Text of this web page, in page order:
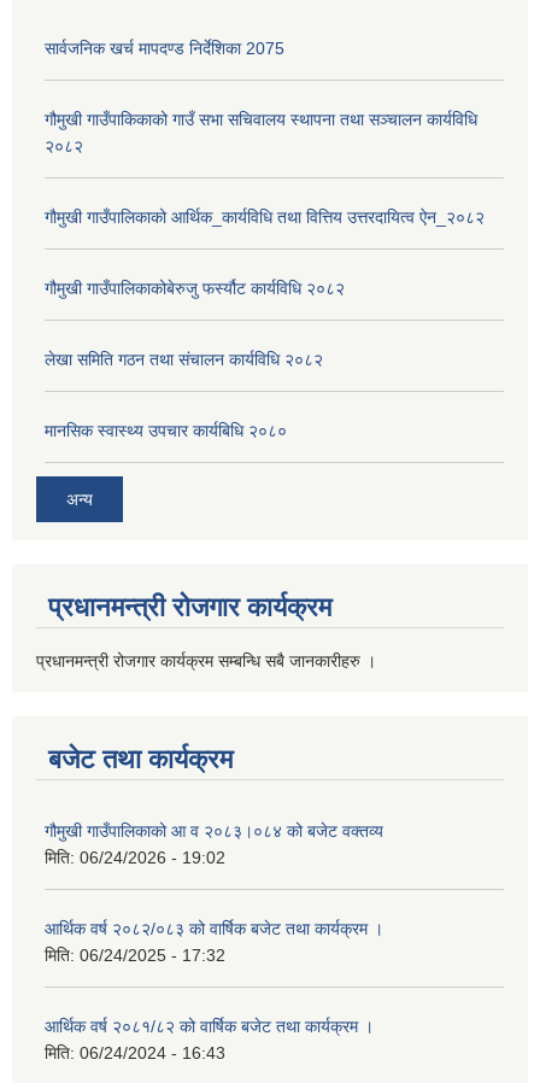
सार्वजनिक खर्च मापदण्ड निर्देशिका 2075
गौमुखी गाउँपाकिकाको गाउँ सभा सचिवालय स्थापना तथा सञ्चालन कार्यविधि
२०८२
गौमुखी गाउँपालिकाको आर्थिक_कार्यविधि तथा वित्तिय उत्तरदायित्व ऐन_२०८२
गौमुखी गाउँपालिकाकोबेरुजु फर्स्यौट कार्यविधि २०८२
लेखा समिति गठन तथा संचालन कार्यविधि २०८२
मानसिक स्वास्थ्य उपचार कार्यबिधि २०८०
अन्य
प्रधानमन्त्री रोजगार कार्यक्रम
प्रधानमन्त्री रोजगार कार्यक्रम सम्बन्धि सबै जानकारीहरु ।
बजेट तथा कार्यक्रम
गौमुखी गाउँपालिकाको आ व २०८३।०८४ को बजेट वक्तव्य
मिति: 06/24/2026 - 19:02
आर्थिक वर्ष २०८२/०८३ को वार्षिक बजेट तथा कार्यक्रम ।
मिति: 06/24/2025 - 17:32
आर्थिक वर्ष २०८१/८२ को वार्षिक बजेट तथा कार्यक्रम ।
मिति: 06/24/2024 - 16:43